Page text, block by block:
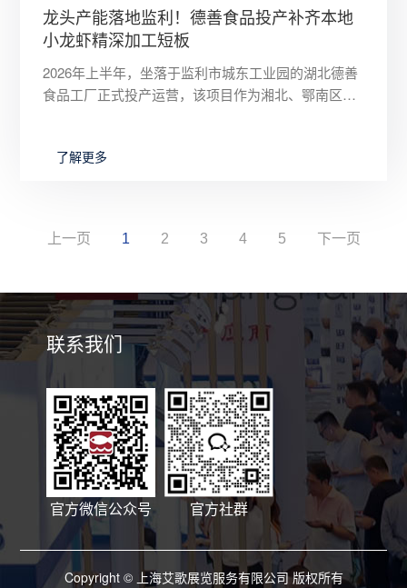
龙头产能落地监利！德善食品投产补齐本地
小龙虾精深加工短板
2026年上半年，坐落于监利市城东工业园的湖北德善
食品工厂正式投产运营，该项目作为湘北、鄂南区域
了解更多
上一页 1 2 3 4 5 下一页
联系我们
官方微信公众号 官方社群
Copyright © 上海艾歌展览服务有限公司 版权所有